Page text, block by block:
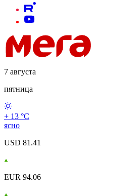
7 августа
пятница
+ 13 °С
ясно
USD 81.41
EUR 94.06